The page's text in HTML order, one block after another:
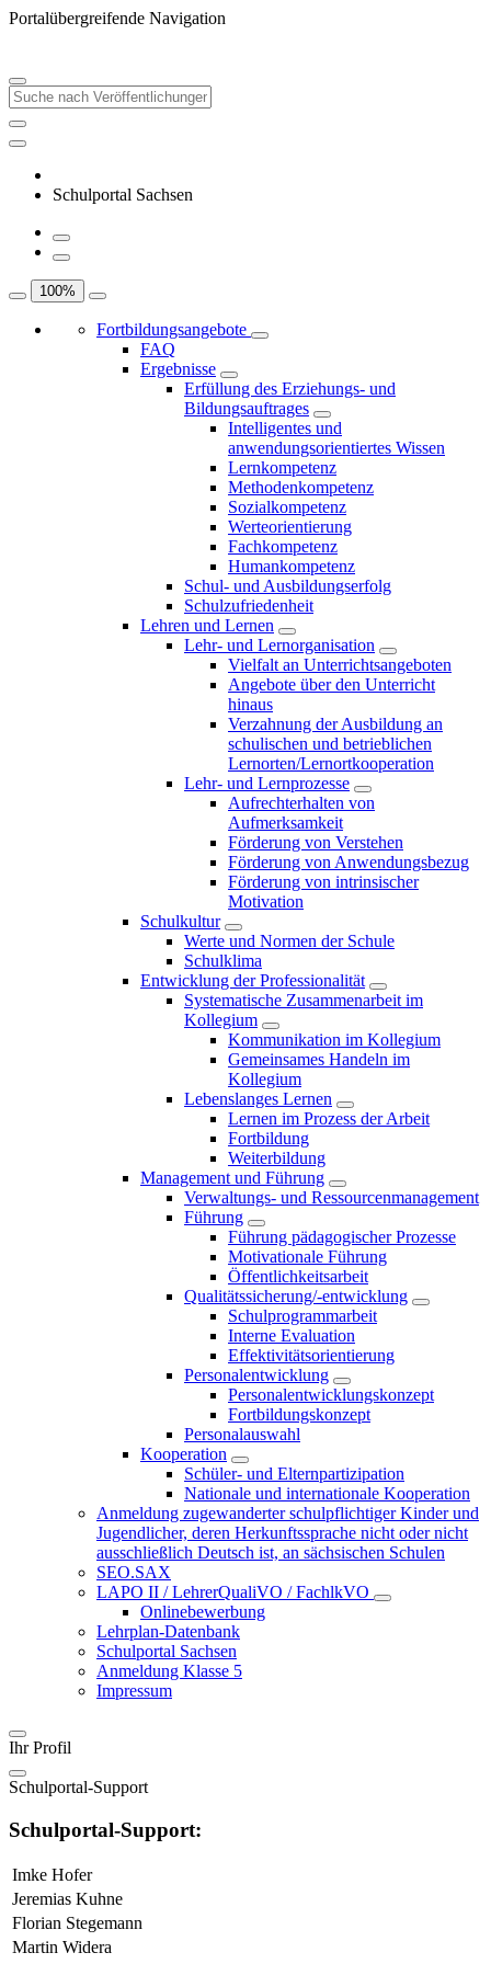
Portalübergreifende Navigation
Schulportal Sachsen
100%
Fortbildungsangebote
FAQ
Ergebnisse
Erfüllung des Erziehungs- und
Bildungsauftrages
Intelligentes und
anwendungsorientiertes Wissen
Lernkompetenz
Methodenkompetenz
Sozialkompetenz
Werteorientierung
Fachkompetenz
Humankompetenz
Schul- und Ausbildungserfolg
Schulzufriedenheit
Lehren und Lernen
Lehr- und Lernorganisation
Vielfalt an Unterrichtsangeboten
Angebote über den Unterricht
hinaus
Verzahnung der Ausbildung an
schulischen und betrieblichen
Lernorten/Lernortkooperation
Lehr- und Lernprozesse
Aufrechterhalten von
Aufmerksamkeit
Förderung von Verstehen
Förderung von Anwendungsbezug
Förderung von intrinsischer
Motivation
Schulkultur
Werte und Normen der Schule
Schulklima
Entwicklung der Professionalität
Systematische Zusammenarbeit im
Kollegium
Kommunikation im Kollegium
Gemeinsames Handeln im
Kollegium
Lebenslanges Lernen
Lernen im Prozess der Arbeit
Fortbildung
Weiterbildung
Management und Führung
Verwaltungs- und Ressourcenmanagement
Führung
Führung pädagogischer Prozesse
Motivationale Führung
Öffentlichkeitsarbeit
Qualitätssicherung/-entwicklung
Schulprogrammarbeit
Interne Evaluation
Effektivitätsorientierung
Personalentwicklung
Personalentwicklungskonzept
Fortbildungskonzept
Personalauswahl
Kooperation
Schüler- und Elternpartizipation
Nationale und internationale Kooperation
Anmeldung zugewanderter schulpflichtiger Kinder und
Jugendlicher, deren Herkunftssprache nicht oder nicht
ausschließlich Deutsch ist, an sächsischen Schulen
SEO.SAX
LAPO II / LehrerQualiVO / FachlkVO
Onlinebewerbung
Lehrplan-Datenbank
Schulportal Sachsen
Anmeldung Klasse 5
Impressum
Ihr Profil
Schulportal-Support
Schulportal-Support:
Imke Hofer
Jeremias Kuhne
Florian Stegemann
Martin Widera